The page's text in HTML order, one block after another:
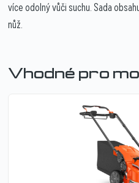
více odolný vůči suchu. Sada
nůž.
Vhodné pro